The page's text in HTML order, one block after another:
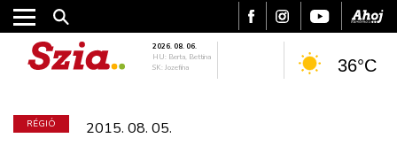
2026. 08. 06.
HU: Berta, Bettina
SK: Jozefína
36°C
RÉGIÓ 2015. 08. 05.